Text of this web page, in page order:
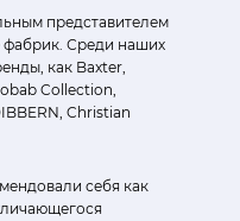
представителем
фабрик. Среди наших
как Baxter,
Collection,
Christian
себя как